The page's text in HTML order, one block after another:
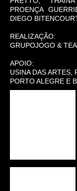
PROENÇA
DIEGO
REALIZAÇÃO:
GRUPOJOGO &
APOIO:
USINA DAS ARTES,
PORTO ALEGRE E